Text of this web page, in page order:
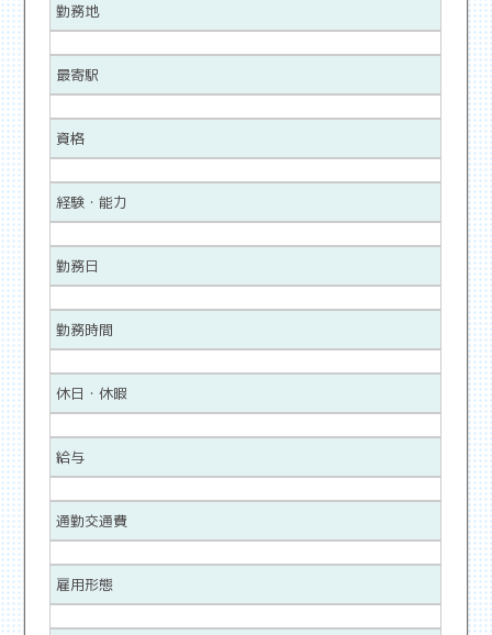
勤務地
最寄駅
資格
経験・能力
勤務日
勤務時間
休日・休暇
給与
通勤交通費
雇用形態